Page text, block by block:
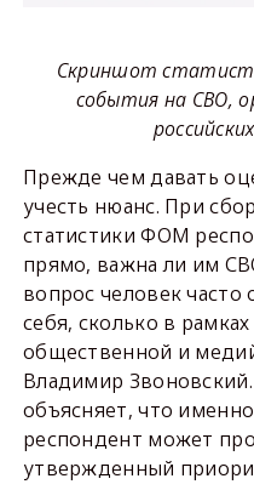
Скриншот
события на СВО,
Прежде чем давать
учесть нюанс. При
статистики ФОМ
прямо, важна ли им
вопрос человек часто
себя, сколько в
общественной и
Владимир
объясняет, что
респондент может
утвержденный